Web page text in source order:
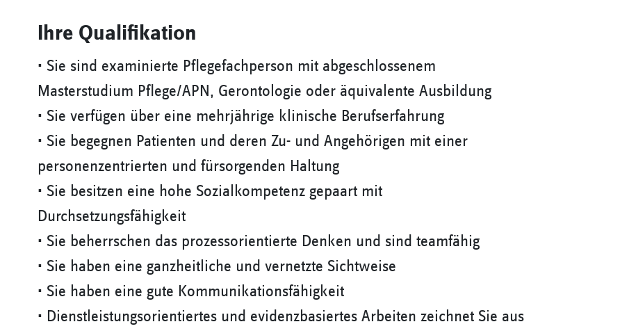
Ihre Qualifikation
• Sie sind examinierte Pflegefachperson mit abgeschlossenem
Masterstudium Pflege/APN, Gerontologie oder äquivalente Ausbildung
• Sie verfügen über eine mehrjährige klinische Berufserfahrung
• Sie begegnen Patienten und deren Zu- und Angehörigen mit einer
personenzentrierten und fürsorgenden Haltung
• Sie besitzen eine hohe Sozialkompetenz gepaart mit
Durchsetzungsfähigkeit
• Sie beherrschen das prozessorientierte Denken und sind teamfähig
• Sie haben eine ganzheitliche und vernetzte Sichtweise
• Sie haben eine gute Kommunikationsfähigkeit
• Dienstleistungsorientiertes und evidenzbasiertes Arbeiten zeichnet Sie aus